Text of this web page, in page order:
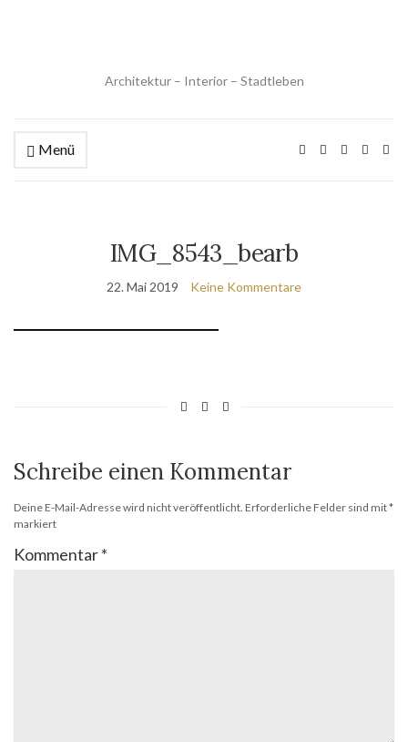
Architektur – Interior – Stadtleben
Menü
IMG_8543_bearb
22. Mai 2019 Keine Kommentare
Schreibe einen Kommentar
Deine E-Mail-Adresse wird nicht veröffentlicht. Erforderliche Felder sind mit*
markiert
Kommentar*